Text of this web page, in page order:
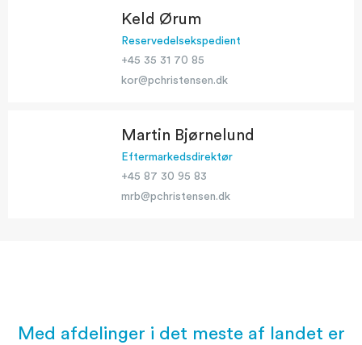
Keld Ørum
Reservedelsekspedient
+45 35 31 70 85
kor@pchristensen.dk
Martin Bjørnelund
Eftermarkedsdirektør
+45 87 30 95 83
mrb@pchristensen.dk
Med afdelinger i det meste af landet er